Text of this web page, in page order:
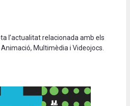
l’actualitat relacionada amb els
Multimèdia i Videojocs.